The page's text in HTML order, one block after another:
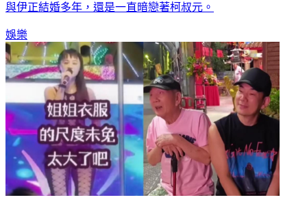
與伊正結婚多年，還是一直暗戀著柯叔元。
娛樂